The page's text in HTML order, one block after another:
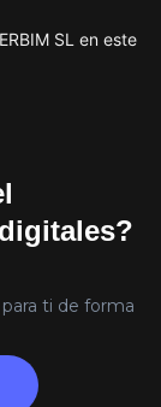
SL en este
ti de forma